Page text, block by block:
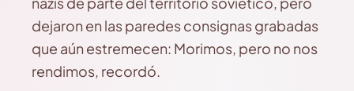
dejaron en las paredes consignas grabadas
que aún estremecen: Morimos, pero no nos
rendimos, recordó.